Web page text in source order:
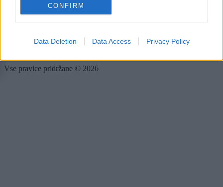
CONFIRM
Data Deletion Data Access Privacy Policy
Oglaševanje
Vse pravice pridržane © 2026